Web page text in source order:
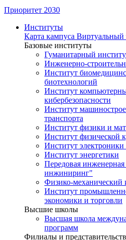
Приоритет 2030
Институты
Карта кампуса Виртуальный
Базовые институты
Гуманитарный
Инженерно-
Институт
биотехнологий
Институт
кибербезопасности
Институт
транспорта
Институт физики и
Институт физической
Институт
Институт энергетики
Передовая
инжиниринг"
Физико-механический
Институт
экономики и торговли
Высшие школы
Высшая школа
программ
Филиалы и